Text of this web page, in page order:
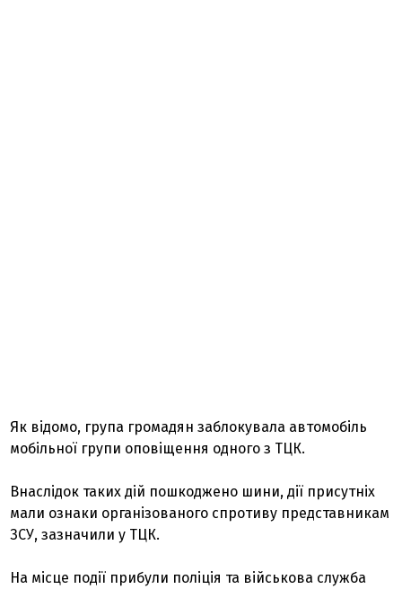
Як відомо, група громадян заблокувала автомобіль
мобільної групи оповіщення одного з ТЦК.
Внаслідок таких дій пошкоджено шини, дії присутніх
мали ознаки організованого спротиву представникам
ЗСУ, зазначили у ТЦК.
На місце події прибули поліція та військова служба